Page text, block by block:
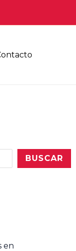
BUSCAR
en